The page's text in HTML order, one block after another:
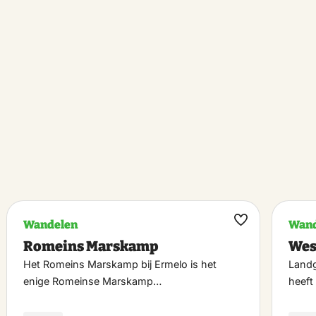
Wandelen
Romeins Marskamp
Het Romeins Marskamp bij Ermelo is het
enige Romeinse Marskamp…
Maak